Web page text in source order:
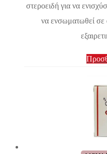
στεροειδή για να
να ενσωματωθεί σε